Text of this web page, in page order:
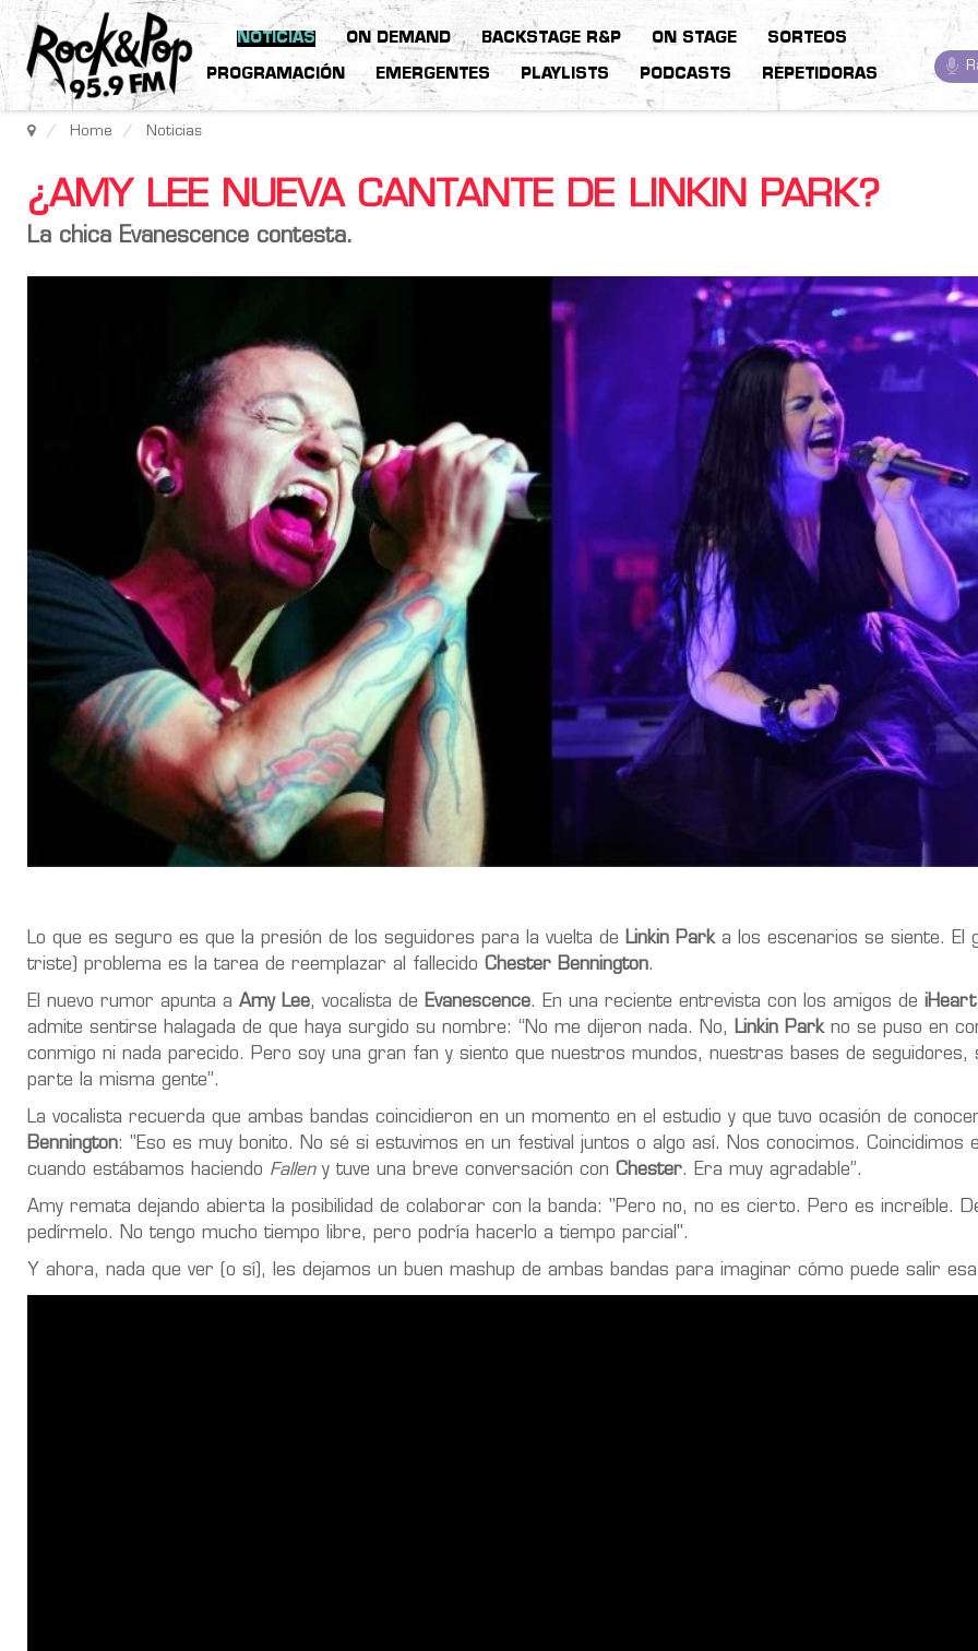
NOTICIAS ON DEMAND BACKSTAGE R&P ON STAGE SORTEOS
PROGRAMACIÓN EMERGENTES PLAYLISTS PODCASTS REPETIDORAS
Home Noticias
¿AMY LEE NUEVA CANTANTE DE LINKIN PARK?
La chica Evanescence contesta.
Lo que es seguro es que la presión de los seguidores para la vuelta de Linkin Parka los escenarios se siente. El
triste) problema es la tarea de reemplazar al fallecido Chester Bennington.
El nuevo rumor apunta a Amy Lee, vocalista de Evanescence. En una reciente entrevista con los amigos de iHeart
admite sentirse halagada de que haya surgido su nombre: “No me dijeron nada. No, Linkin Parkno se puso en
conmigo ni nada parecido. Pero soy una gran fan y siento que nuestros mundos, nuestras bases de seguidores,
parte la misma gente”.
La vocalista recuerda que ambas bandas coincidieron en un momento en el estudio y que tuvo ocasión de
Bennington: "Eso es muy bonito. No sé si estuvimos en un festival juntos o algo así. Nos conocimos. Coincidimos
cuando estábamos haciendo Falleny tuve una breve conversación con Chester. Era muy agradable”.
Amy remata dejando abierta la posibilidad de colaborar con la banda: "Pero no, no es cierto. Pero es increíble.
pedírmelo. No tengo mucho tiempo libre, pero podría hacerlo a tiempo parcial".
Y ahora, nada que ver (o sí), les dejamos un buen mashup de ambas bandas para imaginar cómo puede salir